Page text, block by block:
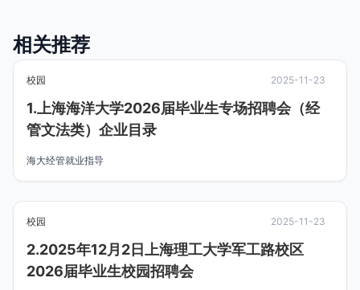
相关推荐
校园 2025-11-23
1.上海海洋大学2026届毕业生专场招聘会（经
管文法类）企业目录
海大经管就业指导
校园 2025-11-23
2.2025年12月2日上海理工大学军工路校区
2026届毕业生校园招聘会